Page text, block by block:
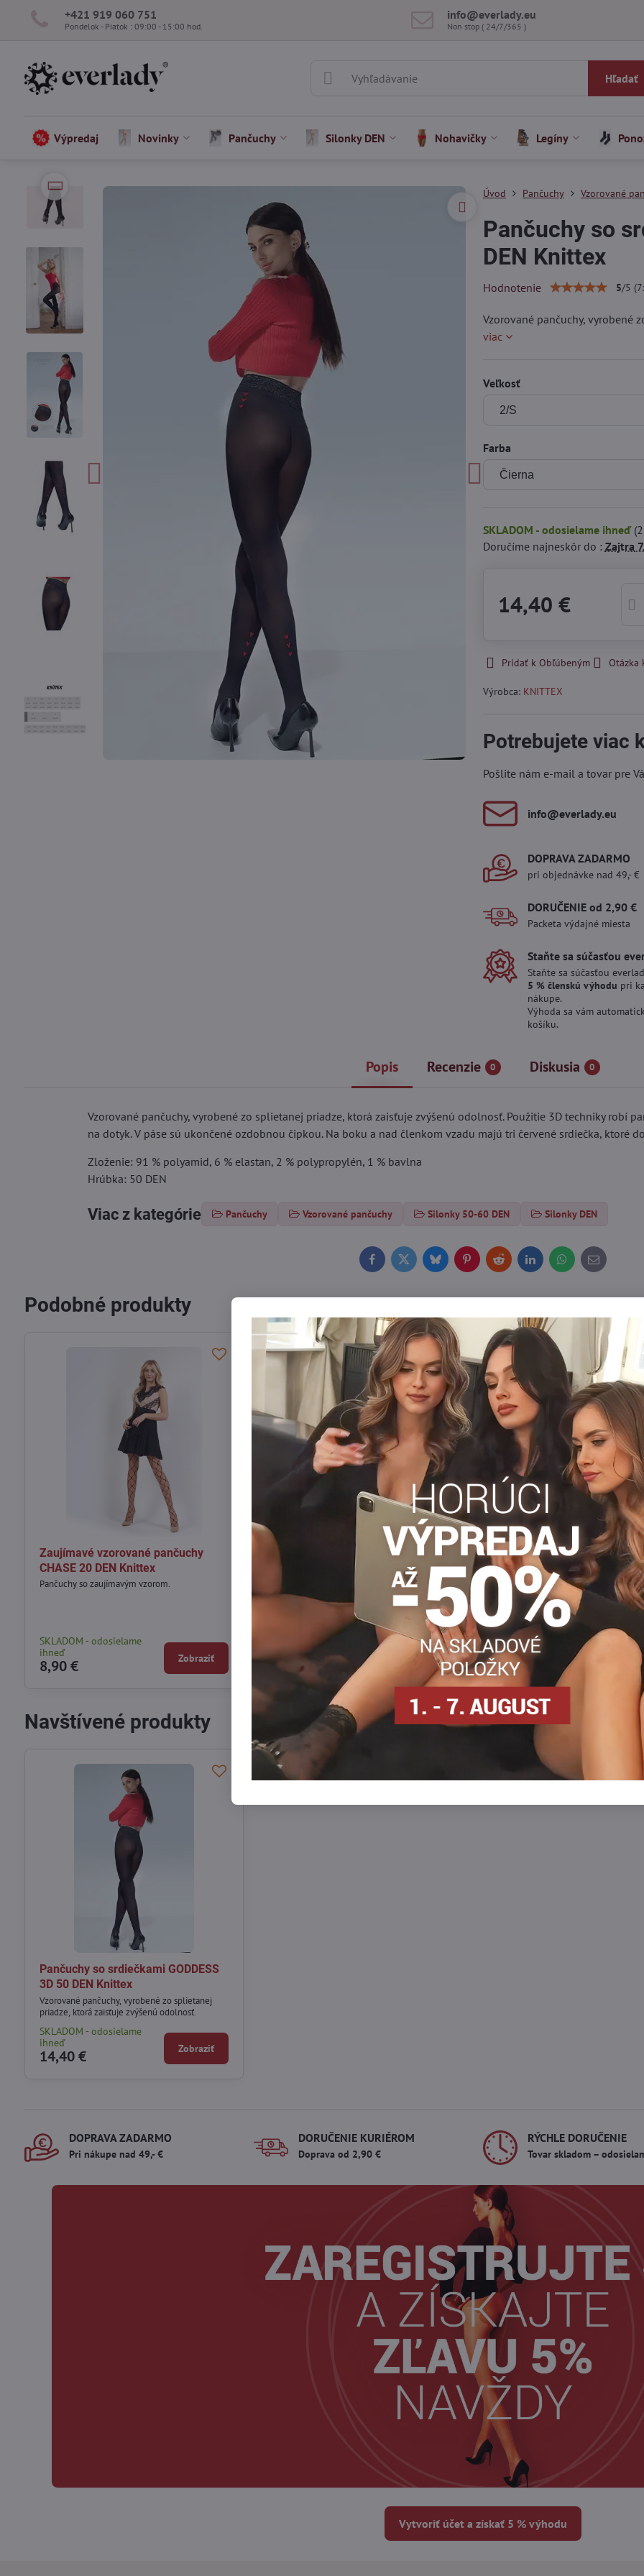
+421 919 060 751
Pondelok - Piatok : 09:00 - 15:00 hod.
info​@everlady​.eu
Non stop ( 24/7/365 )
Hľadať
Výpredaj Novinky Pančuchy Silonky DEN Nohavičky Legíny
Úvod Pančuchy Vzorované
Pančuchy so
DEN Knittex
Hodnotenie 5/5 (7
Vzorované pančuchy, vyrobené
viac
Veľkosť
Farba
SKLADOM - odosielame ihneď (2
Doručíme najneskôr do : Zajtra
14,40 €
Pridať k Obľúbeným Otázka
Výrobca: KNITTEX
Potrebujete viac
Pošlite nám e-mail a tovar pre
info​@everlady​.eu
DOPRAVA ZADARMO
pri objednávke nad 49,- €
DORUČENIE od 2,90 €
Packeta výdajné miesta
Staňte sa súčasťou
Staňte sa súčasťou
5 % členskú výhodu pri
nákupe.
Výhoda sa vám
košíku.
Popis Recenzie 0 Diskusia 0
Vzorované pančuchy, vyrobené zo splietanej priadze, ktorá zaisťuje zvýšenú odolnosť. Použitie 3D techniky robí
na dotyk. V páse sú ukončené ozdobnou čipkou. Na boku a nad členkom vzadu majú tri červené srdiečka, ktoré
Zloženie: 91 % polyamid, 6 % elastan, 2 % polypropylén, 1 % bavlna
Hrúbka: 50 DEN
Viac z kategórie Pančuchy Vzorované pančuchy Silonky 50-60 DEN Silonky DEN
FacebookTwitterBlueskyPinterestRedditLinkedInWhatsApp
E-
mail
Podobné produkty
Zaujímavé vzorované pančuchy
CHASE 20 DEN Knittex
Pančuchy so zaujímavým vzorom.
SKLADOM - odosielame
ihneď
8,90 € Zobraziť
Vzorované pančuchy s trblietavým
nápisom YES GIRL 120 DEN Knittex
Pančuchové nohavice so vzorom z mikrovlákna s
trblietavým nápisom YES GIRL.
SKLADOM - odosielame
ihneď
9,90 € Zobraziť
Tenké pančuchy s iónmi
ARGENTA 15 DEN Knittex
Ako vyzdvihnúť prednosti ženskej postavy?
ľahké! Odpoveď znie – pozrite si
padnúce a pohodlné pančuchové
iónmi striebra.
SKLADOM - odosielame
ihneď
3,90 €
Navštívené produkty
Pančuchy so srdiečkami GODDESS
3D 50 DEN Knittex
Vzorované pančuchy, vyrobené zo splietanej
priadze, ktorá zaisťuje zvýšenú odolnosť.
SKLADOM - odosielame
ihneď
14,40 € Zobraziť
DOPRAVA ZADARMO
Pri nákupe nad 49,- €
DORUČENIE KURIÉROM
Doprava od 2,90 €
RÝCHLE DORUČENIE
Tovar skladom –
Vytvoriť účet a získať 5 % výhodu